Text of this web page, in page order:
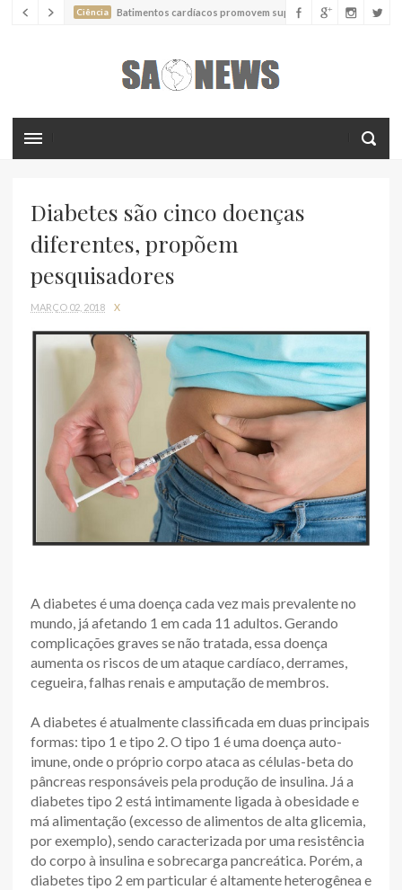
Ciência Batimentos cardíacos promovem supressão do
Estudo reportou o que parece ser a primeira "formiga
limpadora" conhecida
Diabetes são cinco doenças
diferentes, propõem
pesquisadores
MARÇO 02, 2018 X
A diabetes é uma doença cada vez mais prevalente no
mundo, já afetando 1 em cada 11 adultos. Gerando
complicações graves se não tratada, essa doença
aumenta os riscos de um ataque cardíaco, derrames,
cegueira, falhas renais e amputação de membros.
A diabetes é atualmente classificada em duas principais
formas: tipo 1 e tipo 2. O tipo 1 é uma doença auto-
imune, onde o próprio corpo ataca as células-beta do
pâncreas responsáveis pela produção de insulina. Já a
diabetes tipo 2 está intimamente ligada à obesidade e
má alimentação (excesso de alimentos de alta glicemia,
por exemplo), sendo caracterizada por uma resistência
do corpo à insulina e sobrecarga pancreática. Porém, a
diabetes tipo 2 em particular é altamente heterogênea e